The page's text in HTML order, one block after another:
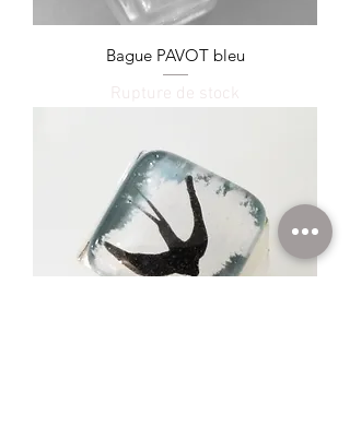
Bague PAVOT bleu
Rupture de stock